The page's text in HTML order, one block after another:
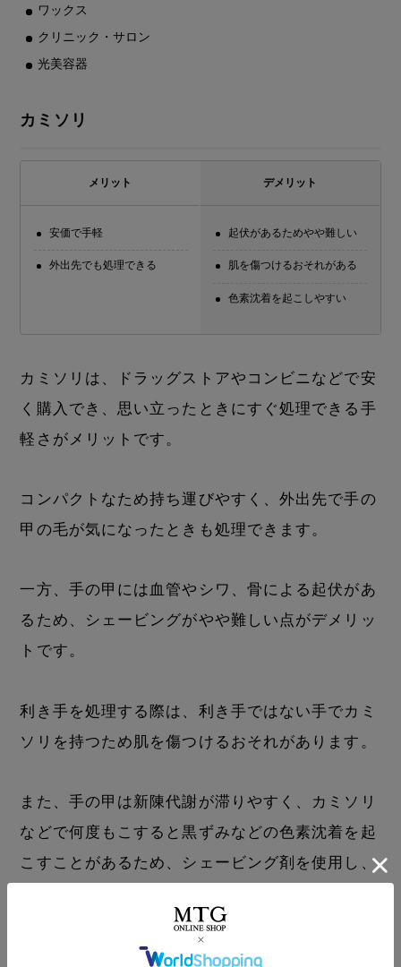
ワックス
クリニック・サロン
光美容器
カミソリ
メリット
安価で手軽
外出先でも処理できる
デメリット
起伏があるためやや難しい
肌を傷つけるおそれがある
色素沈着を起こしやすい
カミソリは、ドラッグストアやコンビニなどで安
く購入でき、思い立ったときにすぐ処理できる手
軽さがメリットです。
コンパクトなため持ち運びやすく、外出先で手の
甲の毛が気になったときも処理できます。
一方、手の甲には血管やシワ、骨による起伏があ
るため、シェービングがやや難しい点がデメリッ
トです。
利き手を処理する際は、利き手ではない手でカミ
ソリを持つため肌を傷つけるおそれがあります。
また、手の甲は新陳代謝が滞りやすく、カミソリ
などで何度もこすると黒ずみなどの色素沈着を起
こすことがあるため、シェービング剤を使用し、
カミソリによるムダ毛処理が抱える9